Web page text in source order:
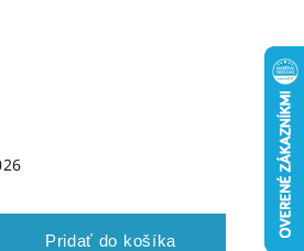
Pridať do košíka